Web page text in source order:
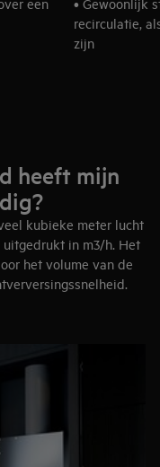
recirculatie,
zijn
heeft mijn
kubieke meter lucht
in m3/h. Het
het volume van de